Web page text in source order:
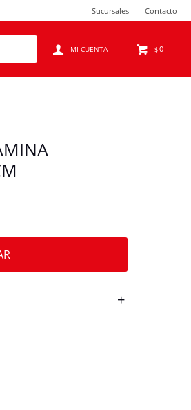
$0
Sucursales Contacto